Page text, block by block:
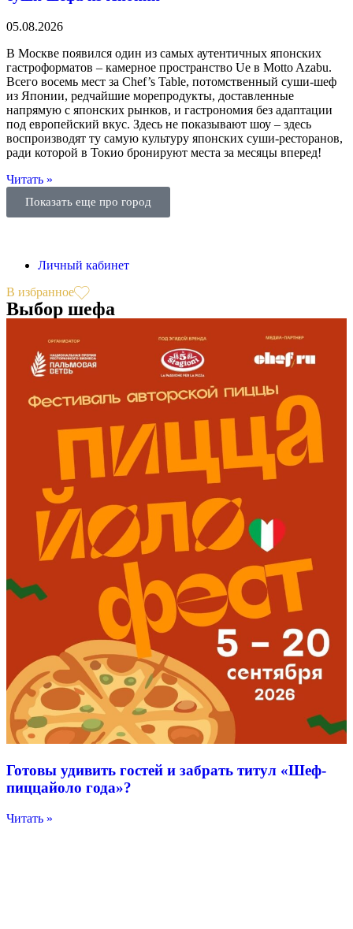
05.08.2026
В Москве появился один из самых аутентичных японских
гастроформатов – камерное пространство Ue в Motto Azabu.
Всего восемь мест за Chef’s Table, потомственный суши-шеф
из Японии, редчайшие морепродукты, доставленные
напрямую с японских рынков, и гастрономия без адаптации
под европейский вкус. Здесь не показывают шоу – здесь
воспроизводят ту самую культуру японских суши-ресторанов,
ради которой в Токио бронируют места за месяцы вперед!
Читать »
Показать еще про город
Личный кабинет
В избранное
Выбор шефа
Готовы удивить гостей и забрать титул «Шеф-
пиццайоло года»?
Читать »